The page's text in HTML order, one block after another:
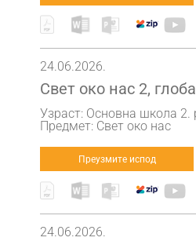
24.06.2026.
Свет око нас 2,
Узраст: Основна школа 2.
Предмет: Свет око нас
Преузмите испод
24.06.2026.